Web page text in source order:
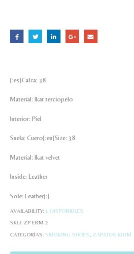
[:es]Calza: 38
Material: Ikat terciopelo
Interior: Piel
Suela: Cuero[:en]Size: 38
Material: Ikat velvet
Inside: Leather
Sole: Leather[:]
AVAILABILITY: 1 DISPONIBLES
SKU: ZP ERM 2
CATEGORÍAS: SMOKING SHOES ZAPATOS KILIM